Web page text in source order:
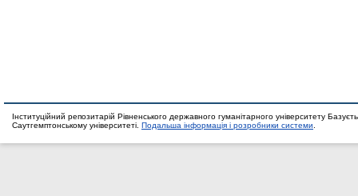
Інституційний репозитарій Рівненського державного гуманітарного університету
Саутгемптонському університеті. Подальша інформація і розробники системи